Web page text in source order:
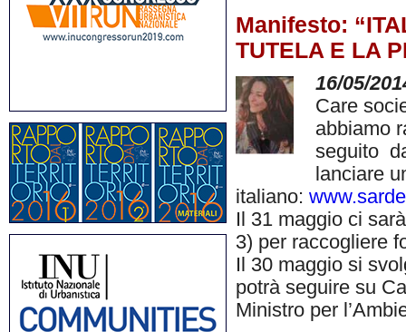
Manifesto:
TUTELA E LA
16/05/
Care
abbiamo
seguito
lanciare
italiano:
Il 31 maggio ci
3) per raccogliere
Il 30 maggio si
potrà seguire su
Ministro per